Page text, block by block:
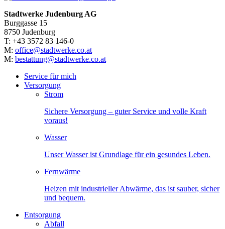
Stadtwerke Judenburg AG
Burggasse 15
8750 Judenburg
T: +43 3572 83 146-0
M: office@stadtwerke.co.at
M: bestattung@stadtwerke.co.at
Service für mich
Versorgung
Strom
Sichere Versorgung – guter Service und volle Kraft
voraus!
Wasser
Unser Wasser ist Grundlage für ein gesundes Leben.
Fernwärme
Heizen mit industrieller Abwärme, das ist sauber, sicher
und bequem.
Entsorgung
Abfall